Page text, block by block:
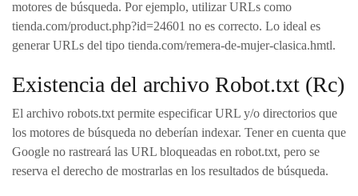
motores de búsqueda. Por ejemplo, utilizar URLs como
tienda.com/product.php?id=24601 no es correcto. Lo ideal es
generar URLs del tipo tienda.com/remera-de-mujer-clasica.hmtl.
Existencia del archivo Robot.txt (Rc)
El archivo robots.txt permite especificar URL y/o directorios que
los motores de búsqueda no deberían indexar. Tener en cuenta que
Google no rastreará las URL bloqueadas en robot.txt, pero se
reserva el derecho de mostrarlas en los resultados de búsqueda.